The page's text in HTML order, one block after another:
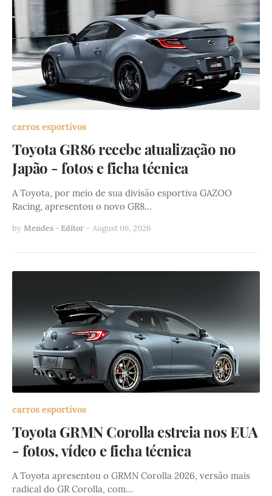
carros esportivos
Toyota GR86 recebe atualização no
Japão - fotos e ficha técnica
A Toyota, por meio de sua divisão esportiva GAZOO
Racing, apresentou o novo GR8…
by Mendes - Editor - August 06, 2026
carros esportivos
Toyota GRMN Corolla estreia nos EUA
- fotos, vídeo e ficha técnica
A Toyota apresentou o GRMN Corolla 2026, versão mais
radical do GR Corolla, com…